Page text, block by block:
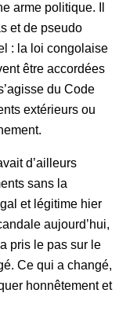
arme politique. Il
et de pseudo
: la loi congolaise
être accordées
du Code
extérieurs ou
d’ailleurs
sans la
et légitime hier
aujourd’hui,
pris le pas sur le
Ce qui a changé,
honnêtement et